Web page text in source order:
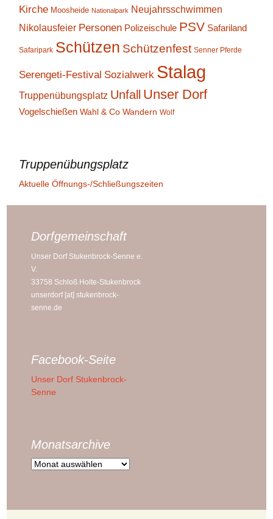
Kirche Moosheide Nationalpark Neujahrsschwimmen
Nikolausfeier Personen Polizeischule PSV Safariland
Safaripark Schützen Schützenfest Senner Pferde
Serengeti-Festival Sozialwerk Stalag
Truppenübungsplatz Unfall Unser Dorf
Vogelschießen Wahl & Co Wandern Wolf
Truppenübungsplatz
Aktuelle Öffnungs-/Schließungszeiten
Dorfgemeinschaft
Unser Dorf Stukenbrock-Senne e.
V.
33758 Schloß Holte-Stukenbrock
unserdorf [at] stukenbrock-
senne.de
Facebook-Seite
Unser Dorf Stukenbrock-
Senne
Monatsarchive
Monatsarchive